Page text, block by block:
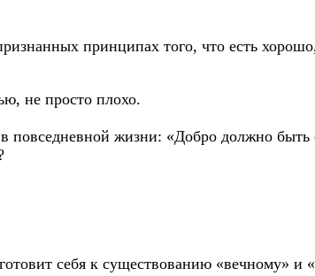
принципах того, что есть
не просто плохо.
повседневной жизни: «Добро должно быть
себя к существованию «вечному»